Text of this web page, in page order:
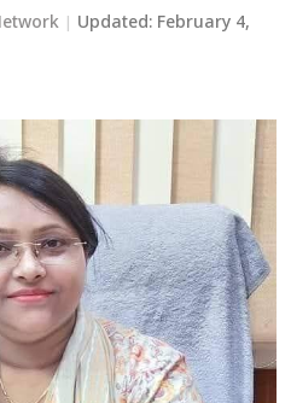
Updated: February 4,